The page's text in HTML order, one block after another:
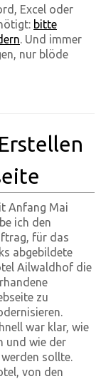
Excel oder
bitte
. Und immer
nur blöde
Anfang Mai
ich den
für das
abgebildete
Ailwaldhof die
zu
war klar, wie
und wie der
sollte.
von den